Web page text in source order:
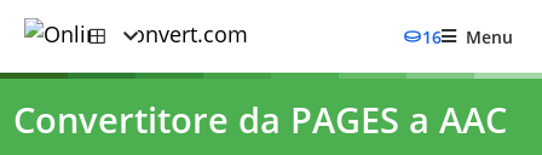
16 Menu
Convertitore da PAGES a AAC